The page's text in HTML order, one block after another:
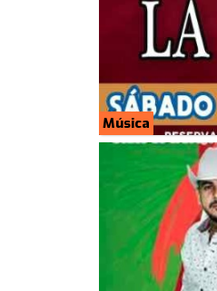
Música